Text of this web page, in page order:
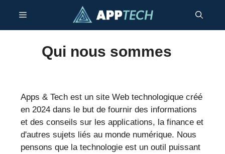
contenu
Menu
Qui nous sommes
Apps & Tech est un site Web technologique créé
en 2024 dans le but de fournir des informations
et des conseils sur les applications, la finance et
d'autres sujets liés au monde numérique. Nous
pensons que la technologie est un outil puissant